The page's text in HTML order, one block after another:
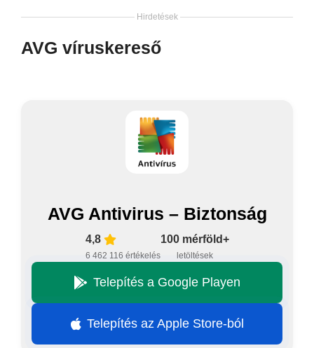
Hirdetések
AVG víruskereső
AVG Antivirus – Biztonság
4,8
6 462 116 értékelés
100 mérföld+
letöltések
Telepítés a Google Playen
Telepítés az Apple Store-ból